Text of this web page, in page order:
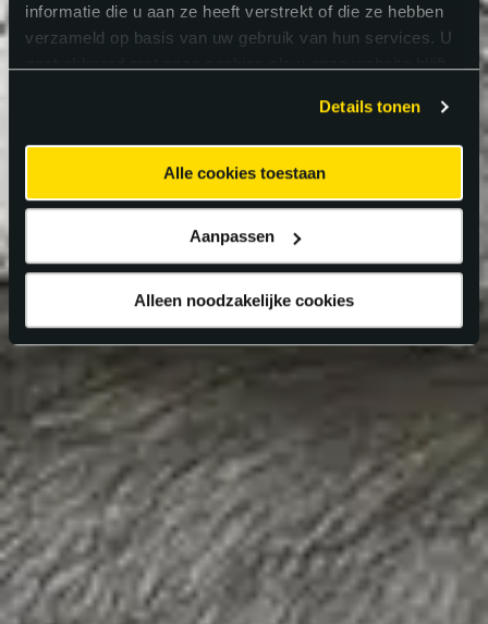
informatie die u aan ze heeft verstrekt of die ze hebben
verzameld op basis van uw gebruik van hun services. U
Details tonen
Alle cookies toestaan
Aanpassen
Alleen noodzakelijke cookies